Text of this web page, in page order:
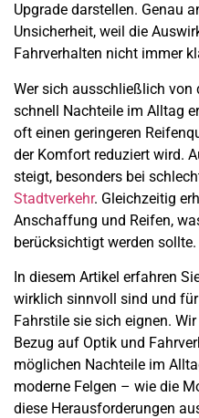
Upgrade darstellen. Genau
Unsicherheit, weil die
Fahrverhalten nicht immer
Wer sich ausschließlich von
schnell Nachteile im Alltag
oft einen geringeren
der Komfort reduziert wird.
steigt, besonders bei
Stadtverkehr. Gleichzeitig
Anschaffung und Reifen,
berücksichtigt werden sollte.
In diesem Artikel erfahren
wirklich sinnvoll sind und
Fahrstile sie sich eignen.
Bezug auf Optik und
möglichen Nachteile im
moderne Felgen – wie die
diese Herausforderungen